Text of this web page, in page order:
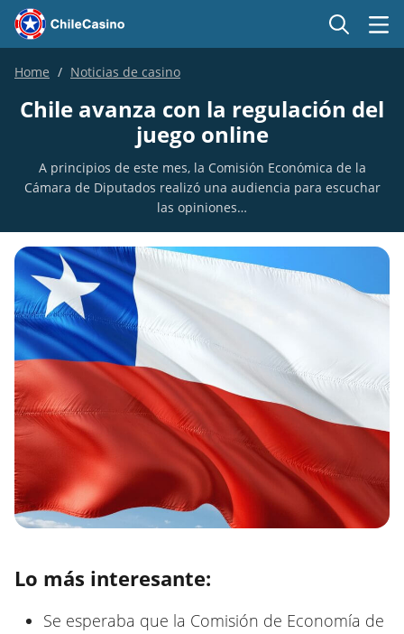
Home Noticias de casino
Chile avanza con la regulación del
juego online
A principios de este mes, la Comisión Económica de la
Cámara de Diputados realizó una audiencia para escuchar
las opiniones…
Lo más interesante:
Se esperaba que la Comisión de Economía de